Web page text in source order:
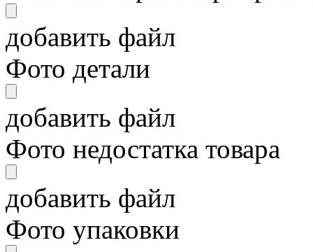
добавить файл
Фото детали
добавить файл
Фото недостатка товара
добавить файл
Фото упаковки